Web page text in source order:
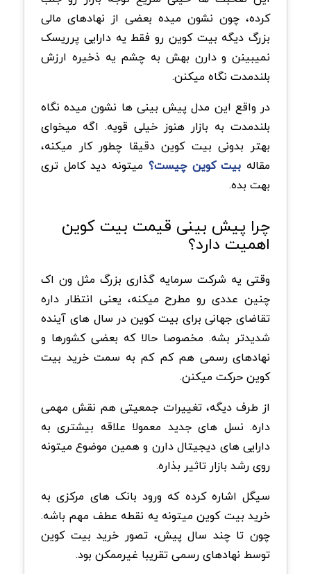
کرده، چون نشون میده بعضی از نهادهای مالی
بزرگ دیگه بیت کوین رو فقط یه دارایی پرریسک
نمیبینن و دارن بهش به چشم یه ذخیره ارزش
بلندمدت نگاه میکنن.
در واقع این مدل پیش بینی ها نشون میده نگاه
بلندمدت به بازار هنوز خیلی قویه. اگه میخوای
بهتر بدونی بیت کوین دقیقا چطور کار میکنه،
مقاله بیت کوین چیست؟ میتونه دید کامل تری
بهت بده.
چرا پیش بینی قیمت بیت کوین
اهمیت دارد؟
وقتی یه شرکت سرمایه گذاری بزرگ مثل ون اک
چنین عددی رو مطرح میکنه، یعنی انتظار داره
تقاضای جهانی برای بیت کوین در سال های آینده
شدیدتر بشه. مخصوصا حالا که بعضی کشورها و
نهادهای رسمی هم کم کم به سمت خرید بیت
کوین حرکت میکنن.
از طرف دیگه، تغییرات جمعیتی هم نقش مهمی
داره. نسل های جدید معمولا علاقه بیشتری به
دارایی های دیجیتال دارن و همین موضوع میتونه
روی رشد بازار تاثیر بذاره.
سیگل اشاره کرده که ورود بانک های مرکزی به
خرید بیت کوین میتونه یه نقطه عطف مهم باشه.
چون تا چند سال پیش، تصور خرید بیت کوین
توسط نهادهای رسمی تقریبا غیرممکن بود.